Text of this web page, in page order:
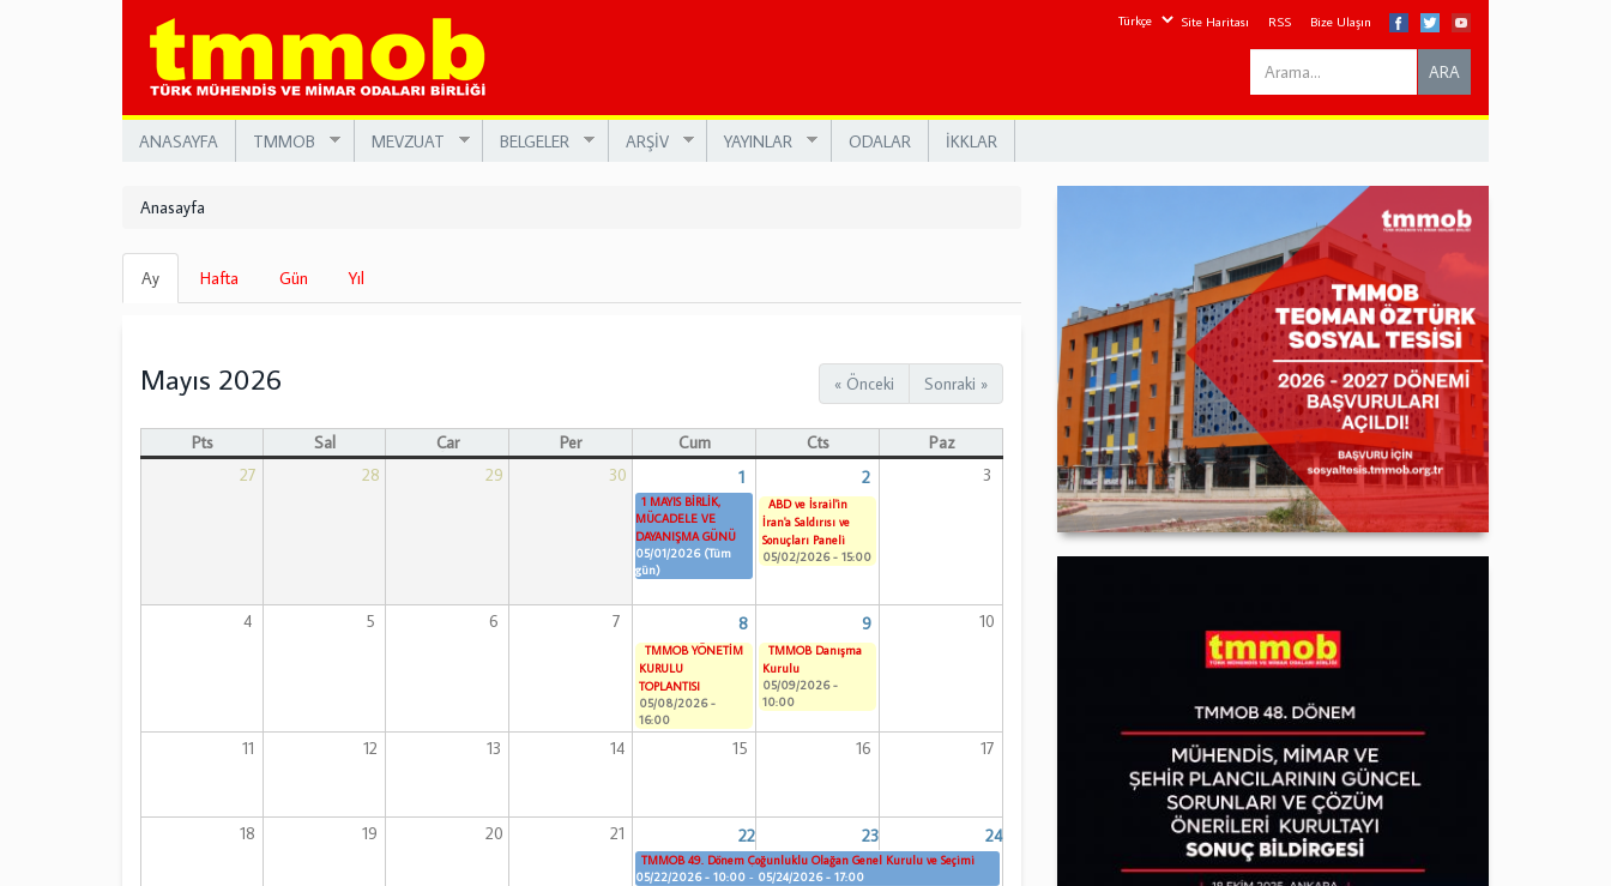
Site Haritası RSS Bize Ulaşın
Search
this
ARA
ANASAYFA TMMOB MEVZUAT BELGELER ARŞİV YAYINLAR ODALAR İKKLAR
Anasayfa
Birincil
sekmeler
Ay
sekme)
Hafta Gün Yıl
« Önceki Sonraki »
Mayıs 2026
Pts Sal Çar Per Cum Cts
Paz
27
28 29 30 1 2 3
1 MAYIS BİRLİK,
MÜCADELE VE
DAYANIŞMA GÜNÜ
05/01/2026 (Tüm
gün)
ABD ve İsrail'in
İran'a Saldırısı ve
Sonuçları Paneli
05/02/2026 - 15:00
4 5 6 7 8 9 10
TMMOB YÖNETİM
KURULU
TOPLANTISI
05/08/2026 -
16:00
TMMOB Danışma
Kurulu
05/09/2026 -
10:00
11 12 13 14 15 16 17
18 19 20 21 22 23 24
TMMOB 49. Dönem Çoğunluklu Olağan Genel Kurulu ve Seçimi
05/22/2026 - 10:00 - 05/24/2026 - 17:00